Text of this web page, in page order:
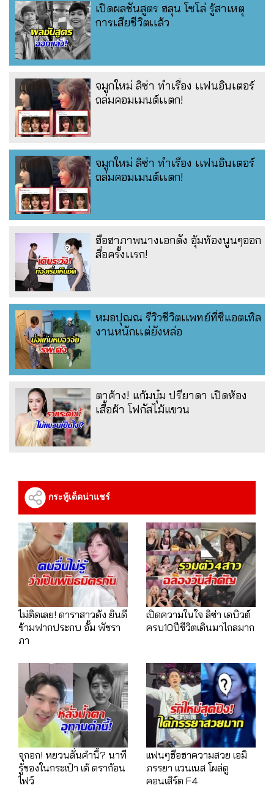
เปิดผลชันสูตร ฮลุน โซโล่ รู้สาเหตุ
การเสียชีวิตเเล้ว
จมูกใหม่ ลิซ่า ทำเรื่อง เเฟนอินเตอร์
ถล่มคอมเมนต์เเตก!
จมูกใหม่ ลิซ่า ทำเรื่อง เเฟนอินเตอร์
ถล่มคอมเมนต์เเตก!
ฮือฮาภาพนางเอกดัง อุ้มท้องนูนๆออก
สื่อครั้งเเรก!
หมอปุณณ รีวิวชีวิตเเพทย์ที่ซีแอตเทิล
งานหนักเเต่ยังหล่อ
ตาค้าง! แก้มบุ๋ม ปรียาดา เปิดห้อง
เสื้อผ้า โฟกัสไม้แขวน
กระทู้เด็ดน่าแชร์
ไม่ติดเลย! ดาราสาวดัง ยินดี
ข้ามฟากประกบ อั้ม พัชรา
ภา
เปิดความในใจ ลิซ่า เดบิวต์
ครบ10ปีชีวิตเดินมาไกลมาก
จุกอก! หยวนลั่นคำนี้? นาที
รู้ของในกระเป๋า เต้ ดราก้อน
ไฟว์
เเฟนๆฮือฮาความสวย เอมิ
ภรรยา เเวนเนส โผล่ดู
คอนเสิร์ต F4